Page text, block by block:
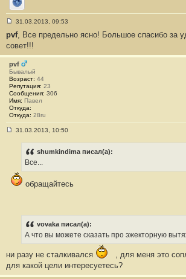
Сайт
о
б
щ
е
н
и
е
#
7
7
31.03.2013, 09:53
pvf, Все предельно ясно! Большое спасибо за
совет!!!
pvf
Бывалый
Возраст: 44
Репутация: 23
Сообщения: 306
Имя: Павел
Откуда:
Откуда: 28ru
е
н
и
31.03.2013, 10:50
shumkindima писал(а):
Все...
обращайтесь
vovaka писал(а):
А что вы можете сказать про эжекторную
ни разу не сталкивался , для меня это
для какой цели интересуетесь?